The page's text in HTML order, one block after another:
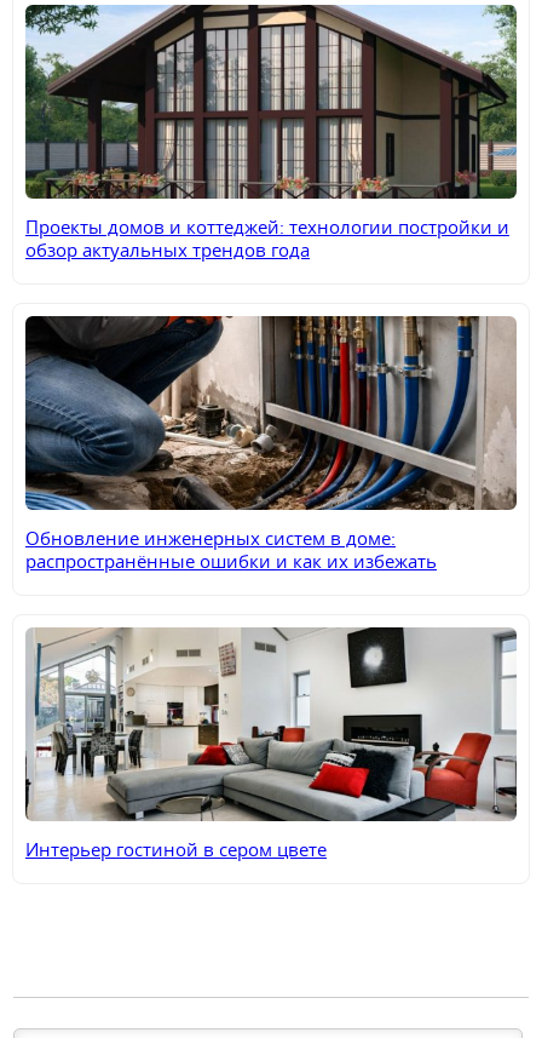
Проекты домов и коттеджей: технологии постройки и
обзор актуальных трендов года
Обновление инженерных систем в доме:
распространённые ошибки и как их избежать
Интерьер гостиной в сером цвете